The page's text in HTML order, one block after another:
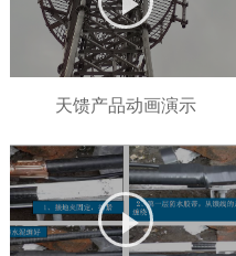
天馈产品动画演示